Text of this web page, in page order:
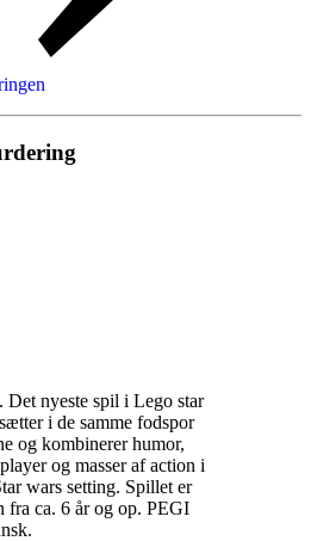
Det nyeste spil i Lego star
i de samme fodspor
og kombinerer humor,
og masser af action i
wars setting. Spillet er
fra ca. 6 år og op. PEGI
.